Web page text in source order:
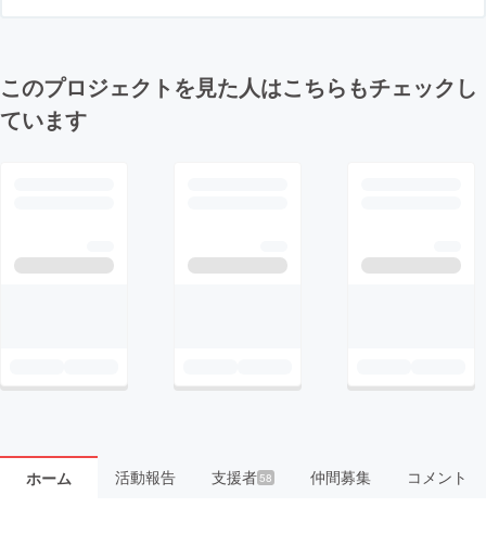
このプロジェクトを見た人はこちらもチェックし
ています
ホーム 活動報告 支援者58 仲間募集 コメント